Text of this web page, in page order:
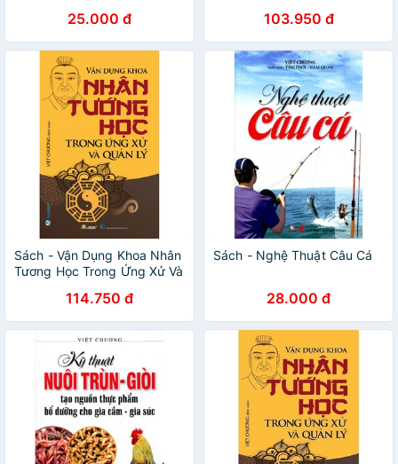
25.000 đ
Gigabook103.950 đ
Sách - Vận Dụng Khoa Nhân
Tương Học Trong Ứng Xử Và
114.750 đ
Sách - Nghệ Thuật Câu Cá
28.000 đ